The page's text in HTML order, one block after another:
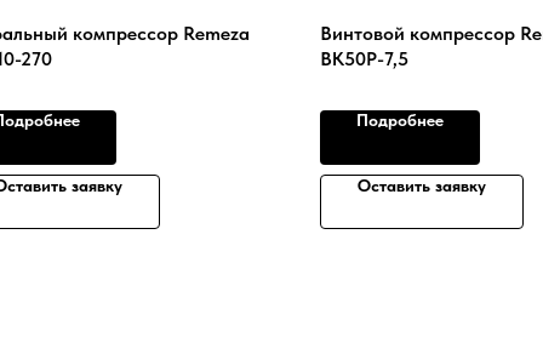
компрессор Remeza
270
заявку
Винтовой компрессор
ВК50Р-7,5
Подробнее
Оставить заявку